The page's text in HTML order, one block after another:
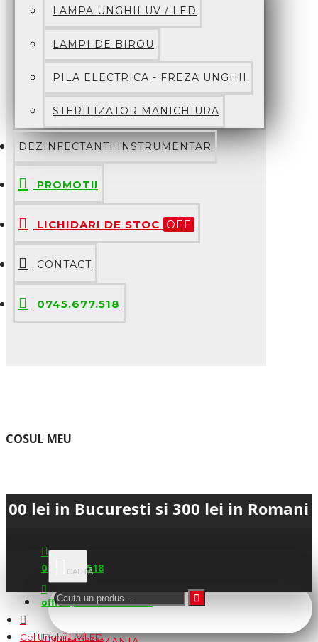
LAMPA UNGHII UV / LED
LAMPI DE BIROU
PILA ELECTRICA - FREZA UNGHII
STERILIZATOR MANICHIURA
DEZINFECTANTI INSTRUMENTAR
PROMOTII
LICHIDARI DE STOC OFF
CONTACT
0745.677.518
COSUL MEU
si 300 lei in Romania • 💳
0745.677.518
office@fsm-romania.ro
Gel Unghii UV/LED